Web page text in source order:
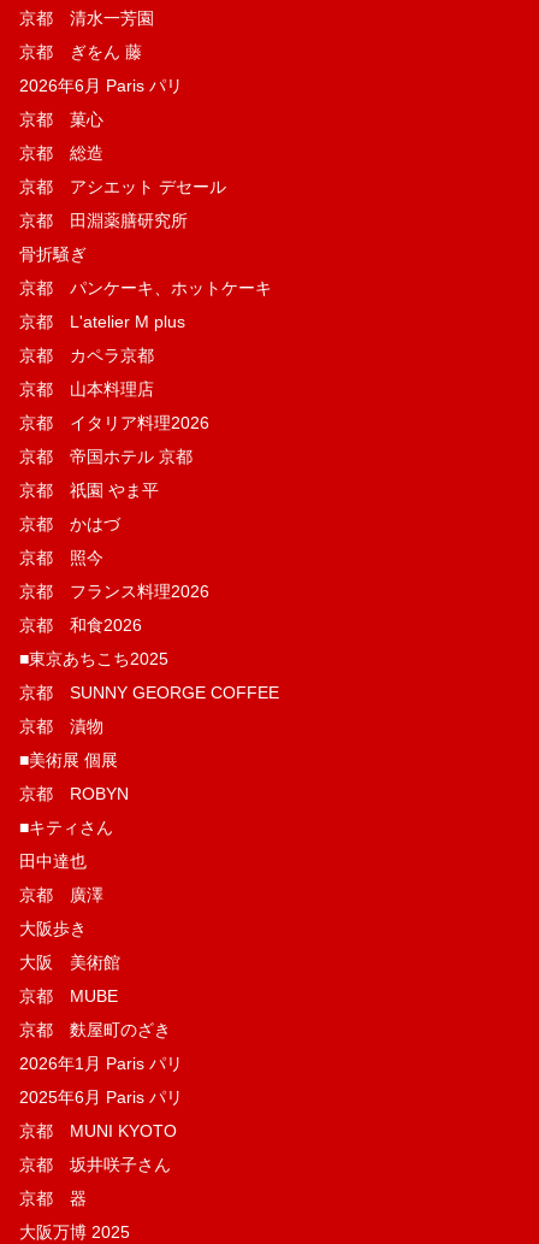
京都 清水一芳園
京都 ぎをん 藤
2026年6月 Paris パリ
京都 菓​心
京都 総造
京都 アシエット デセール
京都 田淵薬膳研究所
骨折騒ぎ
京都 パンケーキ、ホットケーキ
京都 L'atelier M plus
京都 カペラ京都
京都 山本料理店
京都 イタリア料理2026
京都 帝国ホテル 京都
京都 祇園 やま平
京都 かはづ
京都 照今
京都 フランス料理2026
京都 和食2026
■東京あちこち2025
京都 SUNNY GEORGE COFFEE
京都 漬物
■美術展 個展
京都 ROBYN
■キティさん
田中達也
京都 廣澤
大阪歩き
大阪 美術館
京都 MUBE
京都 麩屋町のざき
2026年1月 Paris パリ
2025年6月 Paris パリ
京都 MUNI KYOTO
京都 坂井咲子さん
京都 器
大阪万博 2025